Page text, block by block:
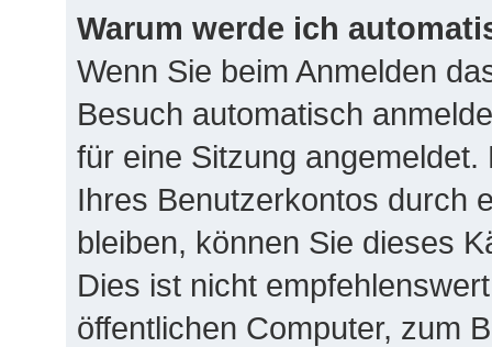
Warum werde ich
Wenn Sie beim Anmelden
Besuch automatisch
für eine Sitzung
Ihres Benutzerkontos durch
bleiben, können Sie dieses
Dies ist nicht
öffentlichen Computer, zum